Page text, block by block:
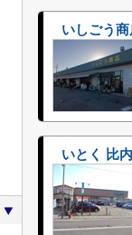
いしごう商
いとく 比